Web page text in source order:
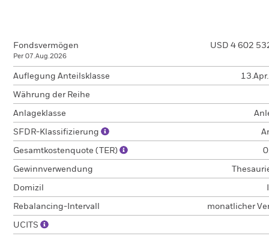
Fondsvermögen
Per 07.Aug.2026
USD 4 602
Auflegung Anteilsklasse
Währung der Reihe
Anlageklasse
SFDR-Klassifizierung
Gesamtkostenquote (TER)
Gewinnverwendung
Domizil
Rebalancing-Intervall monatlicher
UCITS